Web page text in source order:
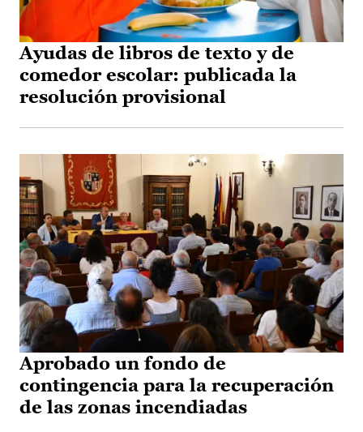
Ayudas de libros de texto y de
comedor escolar: publicada la
resolución provisional
Aprobado un fondo de
contingencia para la recuperación
de las zonas incendiadas